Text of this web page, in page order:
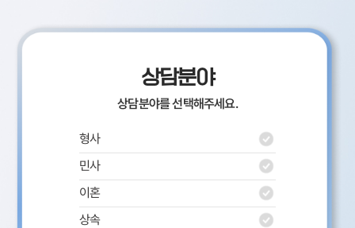
상담분야
상담분야를 선택해주세요.
형사
민사
이혼
상속